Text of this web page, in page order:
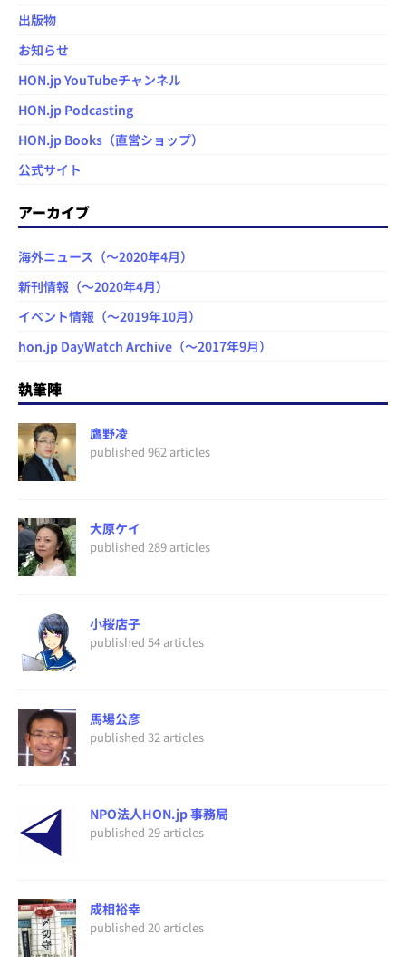
出版物
お知らせ
HON.jp YouTubeチャンネル
HON.jp Podcasting
HON.jp Books（直営ショップ）
公式サイト
アーカイブ
海外ニュース（～2020年4月）
新刊情報（～2020年4月）
イベント情報（～2019年10月）
hon.jp DayWatch Archive（～2017年9月）
執筆陣
鷹野凌
published 962 articles
大原ケイ
published 289 articles
小桜店子
published 54 articles
馬場公彦
published 32 articles
NPO法人HON.jp 事務局
published 29 articles
成相裕幸
published 20 articles